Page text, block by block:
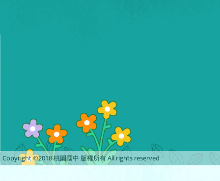
Copyright ©2018 桃園國中 版權所有 All rights reserved